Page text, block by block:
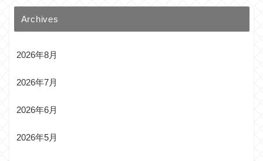
Archives
2026年8月
2026年7月
2026年6月
2026年5月